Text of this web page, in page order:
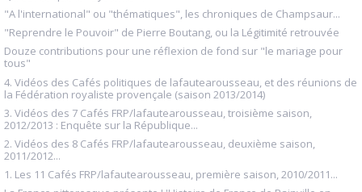
"A l'international" ou "thématiques", les chroniques de Champsaur...
"Reprendre le Pouvoir" de Pierre Boutang, ou la Légitimité retrouvée
Douze contributions pour une réflexion de fond sur "le mariage pour
tous"
4. Vidéos des Cafés politiques de lafautearousseau, et des réunions de
la Fédération royaliste provençale (saison 2013/2014)
3. Vidéos des 7 Cafés FRP/lafautearousseau, troisième saison,
2012/2013 : Enquête sur la République...
2. Vidéos des 8 Cafés FRP/lafautearousseau, deuxième saison,
2011/2012...
1. Les 11 Cafés FRP/lafautearousseau, première saison, 2010/2011...